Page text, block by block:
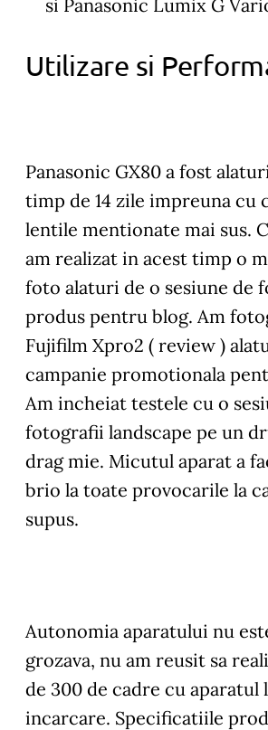
si Panasonic Lumix G
Utilizare si
Panasonic GX80 a fost
timp de 14 zile impreuna cu
lentile mentionate mai sus.
am realizat in acest timp o
foto alaturi de o sesiune de
produs pentru blog. Am
Fujifilm Xpro2 ( review )
campanie promotionala
Am incheiat testele cu o
fotografii landscape pe un
drag mie. Micutul aparat a
brio la toate provocarile la
supus.
Autonomia aparatului nu
grozava, nu am reusit sa
de 300 de cadre cu aparatul
incarcare. Specificatiile